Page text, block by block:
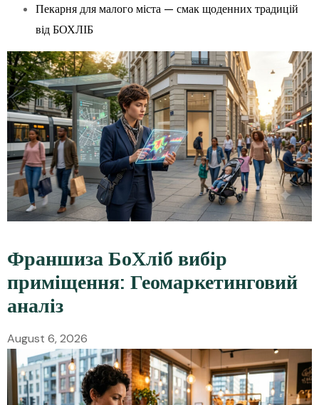
Пекарня для малого міста — смак щоденних традицій
від БОХЛІБ
Франшиза БоХліб вибір
приміщення: Геомаркетинговий
аналіз
August 6, 2026